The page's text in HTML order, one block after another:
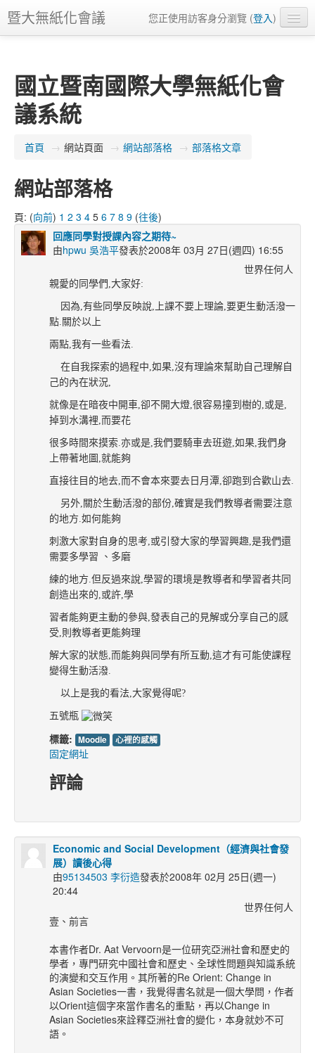
暨大無紙化會議 您正使用訪客身分瀏覽 (登入)
國立暨南國際大學無紙化會
議系統
首頁 → 網站頁面 → 網站部落格 → 部落格文章
網站部落格
頁: (向前) 1 2 3 4 5 6 7 8 9 (往後)
回應同學對授課內容之期待~
由hpwu 吳浩平發表於2008年 03月 27日(週四) 16:55
世界任何人
親愛的同學們,大家好:
因為,有些同學反映說,上課不要上理論,要更生動活潑一
點.關於以上
兩點,我有一些看法.
在自我探索的過程中,如果,沒有理論來幫助自己理解自
己的內在狀況,
就像是在暗夜中開車,卻不開大燈,很容易撞到樹的,或是,
掉到水溝裡,而要花
很多時間來摸索.亦或是,我們要騎車去班遊,如果,我們身
上帶著地圖,就能夠
直接往目的地去,而不會本來要去日月潭,卻跑到合歡山去.
另外,關於生動活潑的部份,確實是我們教導者需要注意
的地方.如何能夠
刺激大家對自身的思考,或引發大家的學習興趣,是我們還
需要多學習 、多磨
練的地方.但反過來說,學習的環境是教導者和學習者共同
創造出來的,或許,學
習者能夠更主動的參與,發表自己的見解或分享自己的感
受,則教導者更能夠理
解大家的狀態,而能夠與同學有所互動,這才有可能使課程
變得生動活潑.
以上是我的看法,大家覺得呢?
五號瓶
標籤: Moodle 心裡的感觸
固定網址
評論
Economic and Social Development（經濟與社會發
展）讀後心得
由95134503 李衍造發表於2008年 02月 25日(週一)
20:44
世界任何人
壹、前言
本書作者Dr. Aat Vervoorn是一位研究亞洲社會和歷史的
學者，專門研究中國社會和歷史、全球性問題與知識系統
的演變和交互作用。其所著的Re Orient: Change in
Asian Societies一書，我覺得書名就是一個大學問，作者
以Orient這個字來當作書名的重點，再以Change in
Asian Societies來詮釋亞洲社會的變化，本身就妙不可
語。